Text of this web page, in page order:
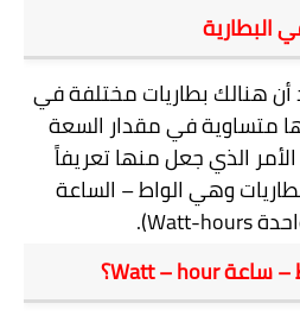
البطارية
هنالك بطاريات مختلفة في
متساوية في مقدار السعة
الذي جعل منها تعريفاً
وهي الواط – الساعة
Watt-hours
).
– ساعةWatt – hour؟